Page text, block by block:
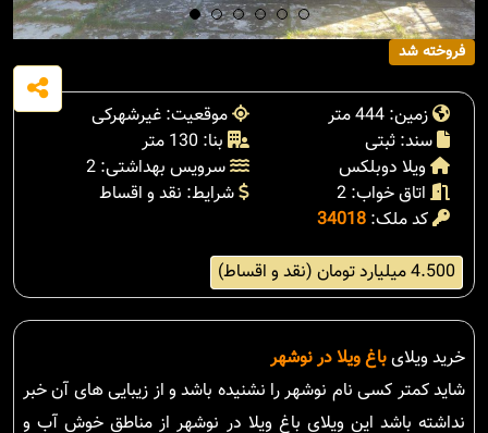
فروخته شد
زمین: 444 متر
موقعیت: غیرشهرکی
سند: ثبتی
بنا: 130 متر
ویلا دوبلکس
سرویس بهداشتی: 2
اتاق خواب: 2
شرایط: نقد و اقساط
کد ملک: 34018
4.500 میلیارد تومان (نقد و اقساط)
خرید ویلایباغ ویلا در نوشهر
شاید کمتر کسی نام نوشهر را نشنیده باشد و از زیبایی های آن خبر
نداشته باشد این ویلای باغ ویلا در نوشهر از مناطق خوش آب و